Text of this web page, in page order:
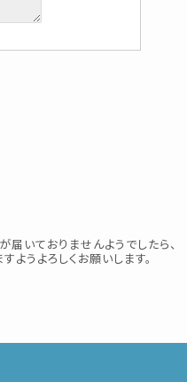
いておりませんようでしたら、
うよろしくお願いします。